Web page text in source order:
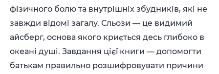
фізичного болю та внутрішніх збудників, які не
завжди відомі загалу. Сльози — це видимий
айсберг, основа якого криється десь глибоко в
океані душі. Завдання цієї книги — допомогти
батькам правильно розшифровувати причини